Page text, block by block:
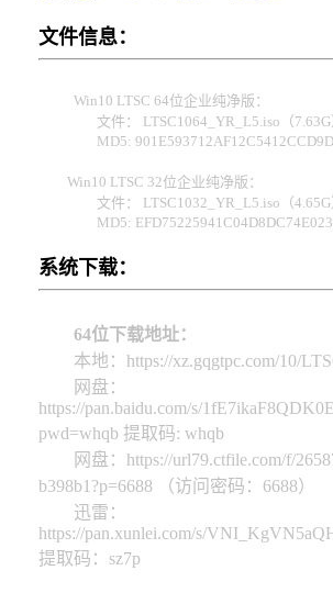
文件信息：
Win10 LTSC 64位企业纯净版：
文件： LTSC1064_YR_L5.iso（7.63G
MD5:
Win10 LTSC 32位企业纯净版：
文件： LTSC1032_YR_L5.iso（4.65G
MD5:
系统下载：
64位下载地址：
本地：https://xz.gqgtpc.com/10/
网盘：
https://pan.baidu.com/s/
pwd=whqb 提取码: whqb
网盘：https://url79.ctfile.com/f/
b398b1?p=6688 （访问密码：6688）
迅雷：
https://pan.xunlei.com/s/
提取码：sz7p